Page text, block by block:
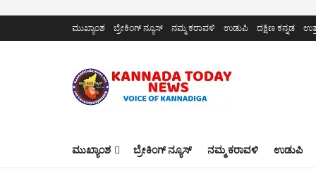
ಮುಖ್ಯಾಂಶ ಬ್ರೇಕಿಂಗ್ ನ್ಯೂಸ್ ನಮ್ಮ ಕರಾವಳಿ ಉಡುಪಿ ದಕ್ಷಿಣ ಕನ್ನಡ
ಮುಖ್ಯಾಂಶ ಬ್ರೇಕಿಂಗ್ ನ್ಯೂಸ್ ನಮ್ಮ ಕರಾವಳಿ ಉಡುಪಿ